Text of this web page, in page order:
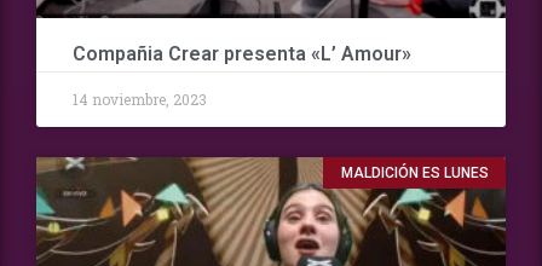
Compañia Crear presenta «L’ Amour»
14 noviembre, 2023
MALDICIÓN ES LUNES